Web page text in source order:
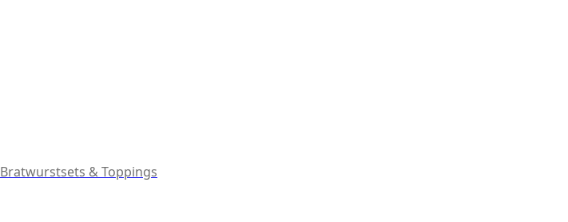
Bratwurstsets & Toppings